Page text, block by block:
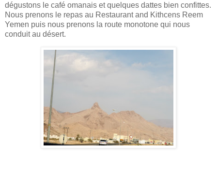
dégustons le café omanais et quelques dattes bien confittes.
Nous prenons le repas au Restaurant and Kithcens Reem
Yemen puis nous prenons la route monotone qui nous
conduit au désert.